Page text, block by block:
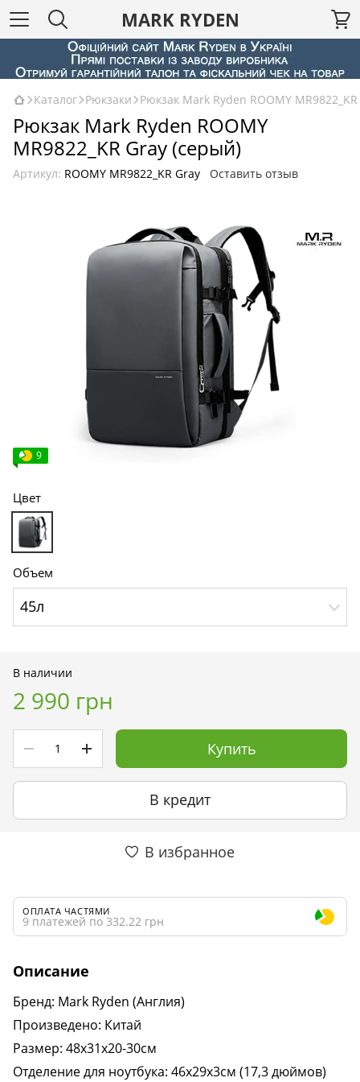
MARK RYDEN
Каталог Рюкзаки Рюкзак Mark Ryden ROOMY
Рюкзак Mark Ryden ROOMY
MR9822_KR Gray (серый)
Артикул: ROOMY MR9822_KR Gray Оставить отзыв
9
Цвет
Объем
45л
В наличии
2 990 грн
Купить
В кредит
В избранное
ОПЛАТА ЧАСТЯМИ
9 платежей по 332.22 грн
Описание
Бренд: Mark Ryden (Англия)
Произведено: Китай
Размер: 48х31х20-30см
Отделение для ноутбука: 46х29х3см (17,3 дюймов)